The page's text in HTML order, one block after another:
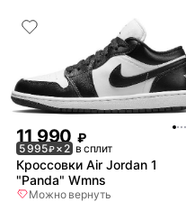
11 990 ₽
5 995₽× 2 в сплит
Кроссовки Air Jordan 1
"Panda" Wmns
Можно вернуть